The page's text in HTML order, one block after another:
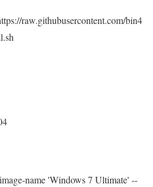
raw.githubusercontent.com/bin4
name 'Windows 7 Ultimate' --